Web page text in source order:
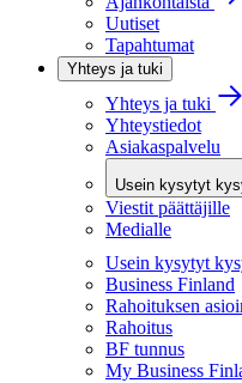
Uutiset
Tapahtumat
Yhteys ja tuki
Yhteys ja tuki
Yhteystiedot
Asiakaspalvelu
Usein kysytyt
Viestit päättäjille
Medialle
Usein kysytyt
Business Finland
Rahoituksen
Rahoitus
BF tunnus
My Business